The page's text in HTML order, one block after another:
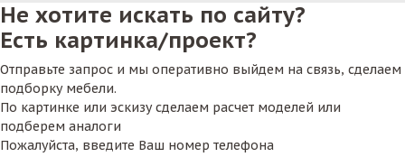
Не хотите искать по сайту?
Есть картинка/проект?
Отправьте запрос и мы оперативно выйдем на связь, сделаем
подборку мебели.
По картинке или эскизу сделаем расчет моделей или
подберем аналоги
Пожалуйста, введите Ваш номер телефона